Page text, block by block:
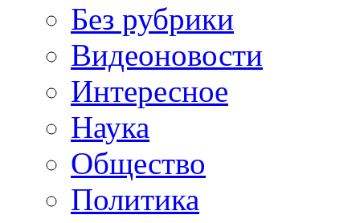
Без рубрики
Видеоновости
Интересное
Наука
Общество
Политика